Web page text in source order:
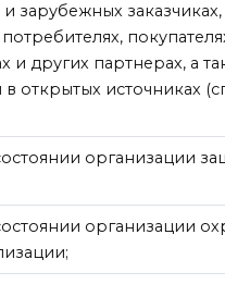
зарубежных
и других партнерах, а
открытых источниках
организации
организации